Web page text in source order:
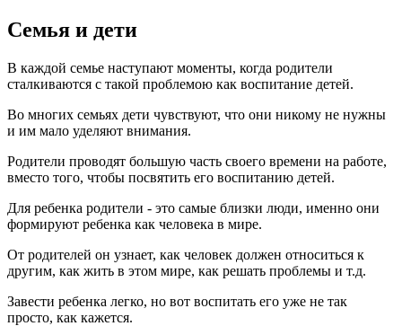
Семья и дети
В каждой семье наступают моменты, когда родители
сталкиваются с такой проблемою как воспитание детей.
Во многих семьях дети чувствуют, что они никому не нужны
и им мало уделяют внимания.
Родители проводят большую часть своего времени на работе,
вместо того, чтобы посвятить его воспитанию детей.
Для ребенка родители - это самые близки люди, именно они
формируют ребенка как человека в мире.
От родителей он узнает, как человек должен относиться к
другим, как жить в этом мире, как решать проблемы и т.д.
Завести ребенка легко, но вот воспитать его уже не так
просто, как кажется.